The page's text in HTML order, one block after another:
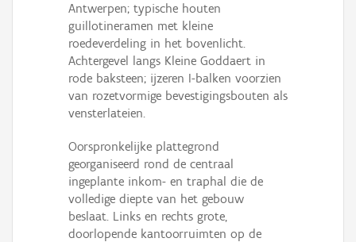
Antwerpen; typische houten
guillotineramen met kleine
roedeverdeling in het bovenlicht.
Achtergevel langs Kleine Goddaert in
rode baksteen; ijzeren I-balken voorzien
van rozetvormige bevestigingsbouten als
vensterlateien.
Oorspronkelijke plattegrond
georganiseerd rond de centraal
ingeplante inkom- en traphal die de
volledige diepte van het gebouw
beslaat. Links en rechts grote,
doorlopende kantoorruimten op de